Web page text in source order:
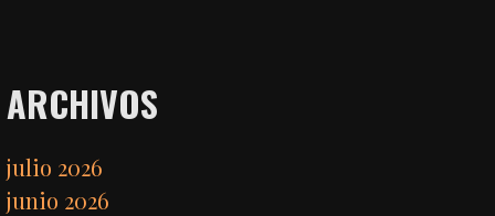
ARCHIVOS
julio 2026
junio 2026